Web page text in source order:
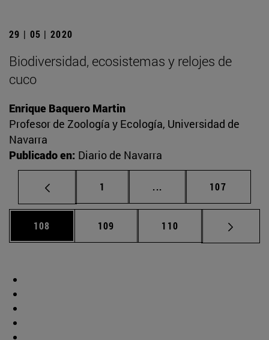
29 | 05 | 2020
Biodiversidad, ecosistemas y relojes de
cuco
Enrique Baquero Martin
Profesor de Zoología y Ecología, Universidad de
Navarra
Publicado en: Diario de Navarra
Página
1 ... Páginas intermedias
Página
107
Página
108 Página
109 Página
110